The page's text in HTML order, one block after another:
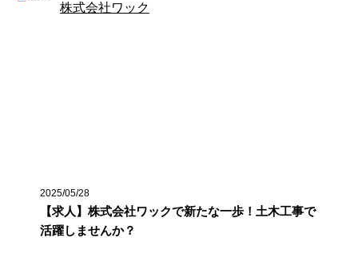
株式会社ワック
2025/05/28
【求人】株式会社ワックで新たな一歩！土木工事で
活躍しませんか？